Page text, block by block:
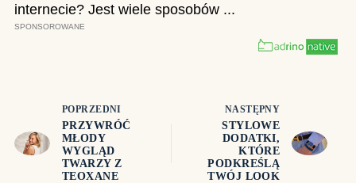
POPRZEDNI
PRZYWRÓĆ
MŁODY
WYGLĄD
TWARZY Z
TEOXANE
NASTĘPNY
STYLOWE
DODATKI,
KTÓRE
PODKREŚLĄ
TWÓJ LOOK